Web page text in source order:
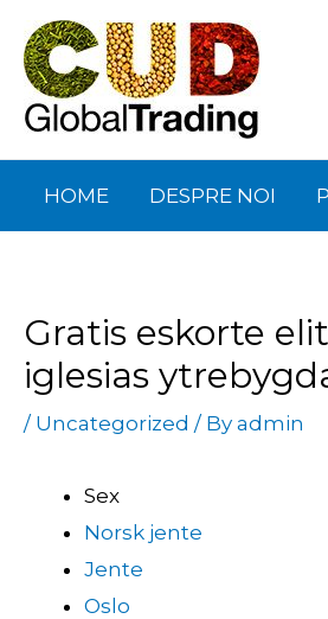
content
HOME DESPRE NOI
Gratis eskorte
iglesias
/ Uncategorized / By admin
Sex
Norsk jente
Jente
Oslo
navigation